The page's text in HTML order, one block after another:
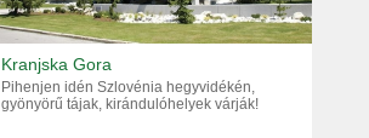
Kranjska Gora
Pihenjen idén Szlovénia hegyvidékén,
gyönyörű tájak, kirándulóhelyek várják!